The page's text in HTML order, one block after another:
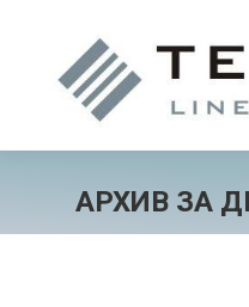
АРХИВ ЗА